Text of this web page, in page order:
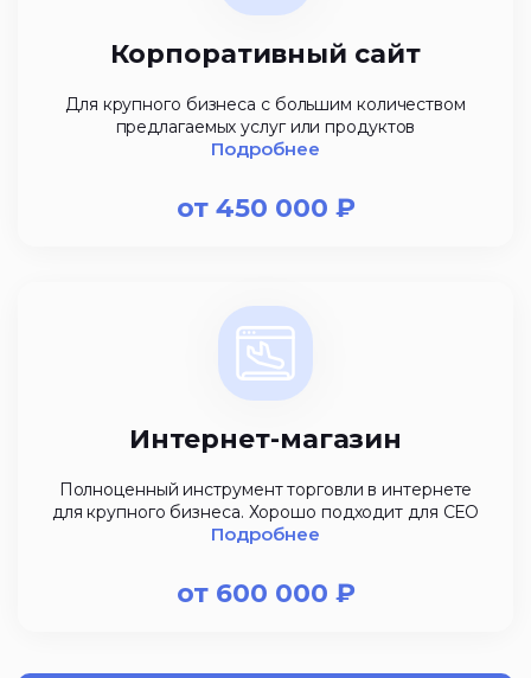
Корпоративный сайт
Для крупного бизнеса с большим количеством
предлагаемых услуг или продуктов
Подробнее
от 450 000 ₽
Интернет-магазин
Полноценный инструмент торговли в интернете
для крупного бизнеса. Хорошо подходит для СЕО
Подробнее
от 600 000 ₽